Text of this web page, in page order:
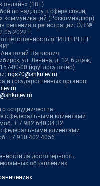
онлайн» (18+)
по надзору в сфере связи,
коммуникаций (Роскомнадзор)
решения о регистрации: ЭЛ №
г.
"ИНТЕРНЕТ
Павлович
ул. Ленина, д. 12, 6 этаж,
00-00 (круглосуточно)
ngs70@shkulev.ru
и государственных органов:
сотрудничества:
с федеральными клиентами
+ 7 982 640 34 32
федеральными клиентами
+7 910 402 4056
за достоверность
объявлениях.